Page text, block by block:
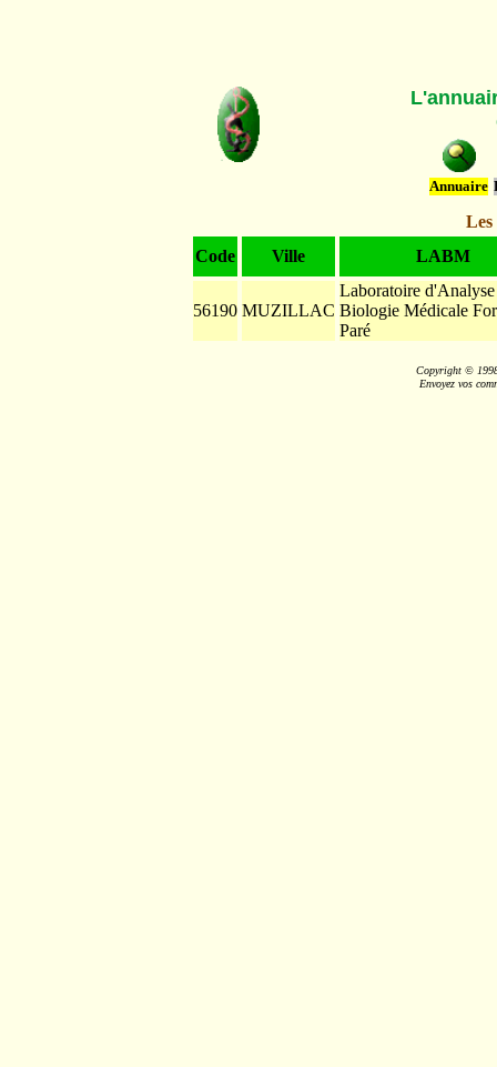
Annuaire
Code
Ville LABM
56190 MUZILLAC
Laboratoire d'Analyse
Biologie Médicale
Paré
Copyright ©
Envoyez vos